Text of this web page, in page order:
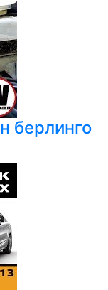
берлинго